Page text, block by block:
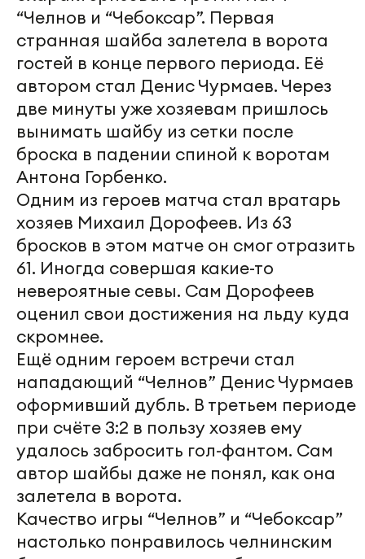
“Челнов и “Чебоксар”. Первая
странная шайба залетела в ворота
гостей в конце первого периода. Её
автором стал Денис Чурмаев. Через
две минуты уже хозяевам пришлось
вынимать шайбу из сетки после
броска в падении спиной к воротам
Антона Горбенко.
Одним из героев матча стал вратарь
хозяев Михаил Дорофеев. Из 63
бросков в этом матче он смог отразить
61. Иногда совершая какие-то
невероятные севы. Сам Дорофеев
оценил свои достижения на льду куда
скромнее.
Ещё одним героем встречи стал
нападающий “Челнов” Денис Чурмаев
оформивший дубль. В третьем периоде
при счёте 3:2 в пользу хозяев ему
удалось забросить гол-фантом. Сам
автор шайбы даже не понял, как она
залетела в ворота.
Качество игры “Челнов” и “Чебоксар”
настолько понравилось челнинским